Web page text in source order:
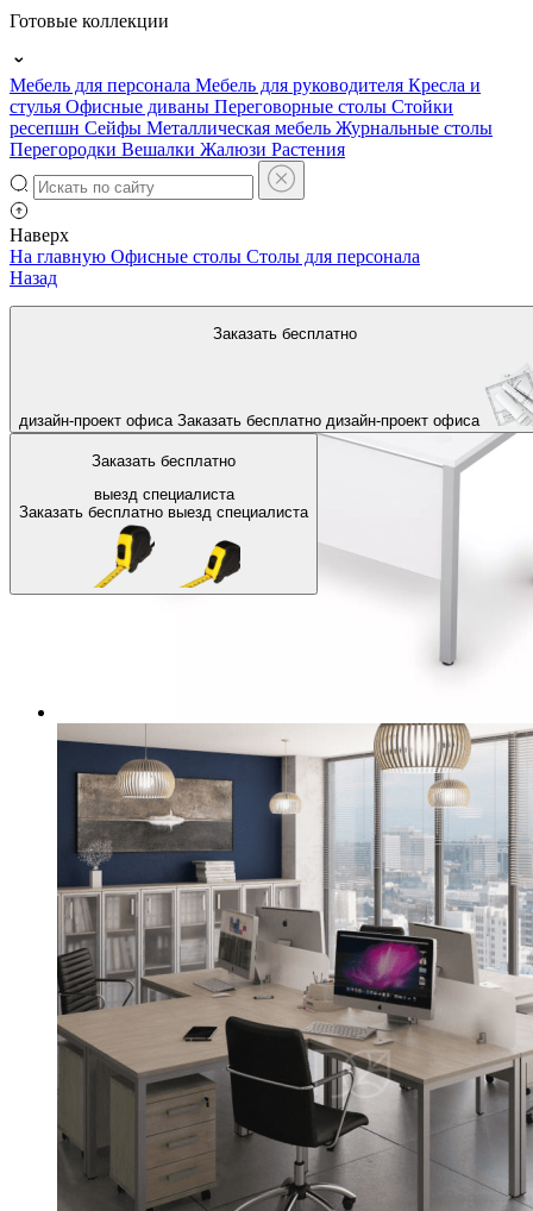
Готовые коллекции
Мебель для персонала Мебель для руководителя Кресла и
стулья Офисные диваны Переговорные столы Стойки
ресепшн Сейфы Металлическая мебель Журнальные столы
Перегородки Вешалки Жалюзи Растения
Наверх
Заказать бесплатно
дизайн-проект офиса Заказать бесплатно дизайн-проект офиса
Заказать бесплатно
выезд специалиста
Заказать бесплатно выезд специалиста
На главную Офисные столы Столы для персонала
Назад